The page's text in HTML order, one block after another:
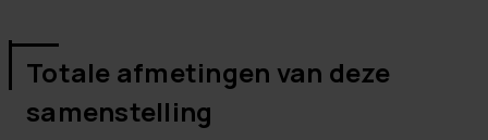
Totale afmetingen van deze
samenstelling